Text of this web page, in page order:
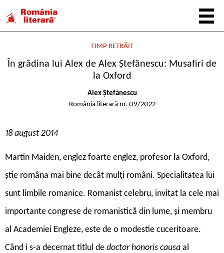
TIMP RETRĂIT
În grădina lui Alex de Alex Ștefănescu: Musafiri de
la Oxford
Alex Ștefănescu
România literară nr. 09/2022
18 august 2014
Martin Maiden, englez foarte englez, profesor la Oxford,
știe româna mai bine decât mulți români. Specialitatea lui
sunt limbile romanice. Romanist celebru, invitat la cele mai
importante congrese de romanistică din lume, și membru
al Academiei Engleze, este de o modestie cuceritoare.
Când i s-a decernat titlul de doctor honoris causa al